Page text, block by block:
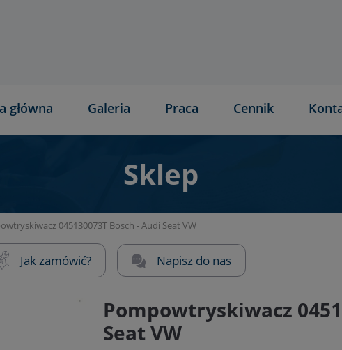
główna Galeria Praca Cennik
Sklep
045130073T Bosch - Audi Seat VW
Jak zamówić? Napisz do nas
Pompowtryskiwacz
Seat VW